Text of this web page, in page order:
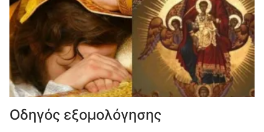
Οδηγός εξομολόγησης